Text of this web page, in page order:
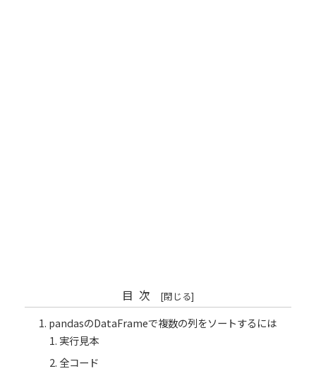
目次
pandasのDataFrameで複数の列をソートするには
実行見本
全コード